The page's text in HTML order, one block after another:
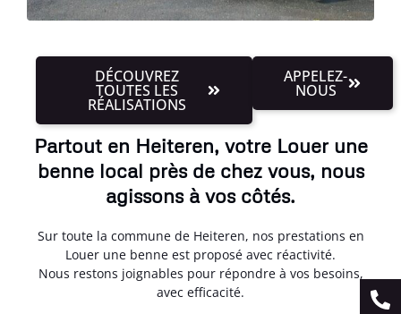
DÉCOUVREZ
TOUTES LES
RÉALISATIONS
APPELEZ-
NOUS
Partout en Heiteren, votre Louer une
benne local près de chez vous, nous
agissons à vos côtés.
Sur toute la commune de Heiteren, nos prestations en
Louer une benne est proposé avec réactivité.
Nous restons joignables pour répondre à vos besoins,
avec efficacité.